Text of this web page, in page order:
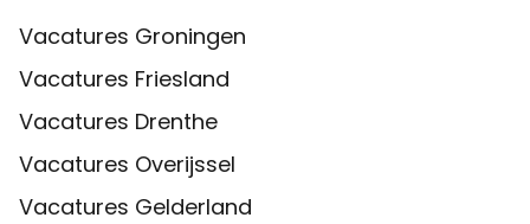
Vacatures Groningen
Vacatures Friesland
Vacatures Drenthe
Vacatures Overijssel
Vacatures Gelderland